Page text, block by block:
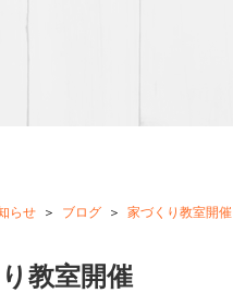
らせ ブログ 家づくり教室開催
教室開催